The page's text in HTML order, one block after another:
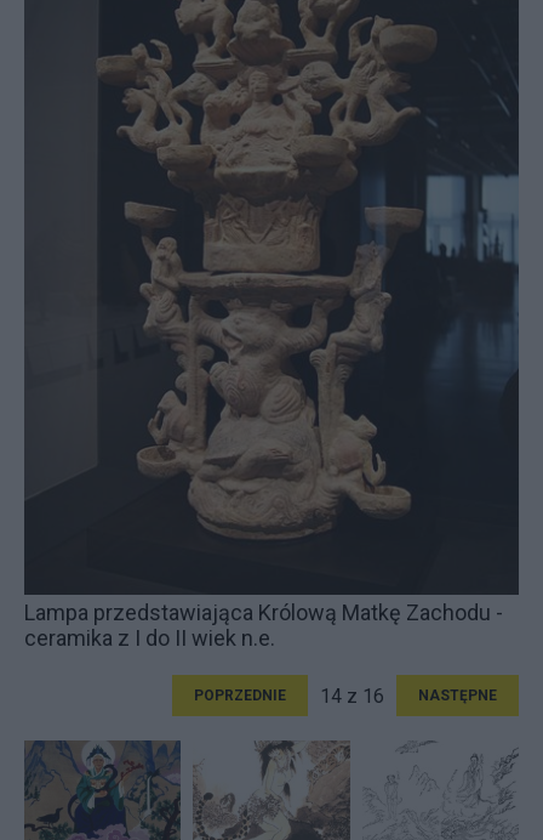
Lampa przedstawiająca Królową Matkę Zachodu -
ceramika z I do II wiek n.e.
POPRZEDNIE 14 z 16 NASTĘPNE